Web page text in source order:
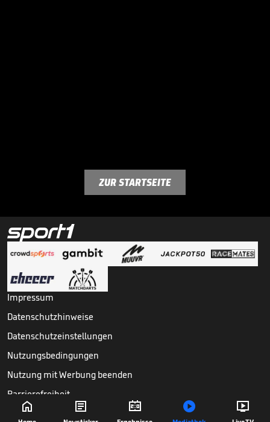
    
ZUR STARTSEITE
Impressum
Datenschutzhinweise
Datenschutzeinstellungen
Nutzungsbedingungen
Nutzung mit Werbung beenden
Barrierefreiheit
Copyright © Sport1 GmbH. Alle Rechte vorbehalten.